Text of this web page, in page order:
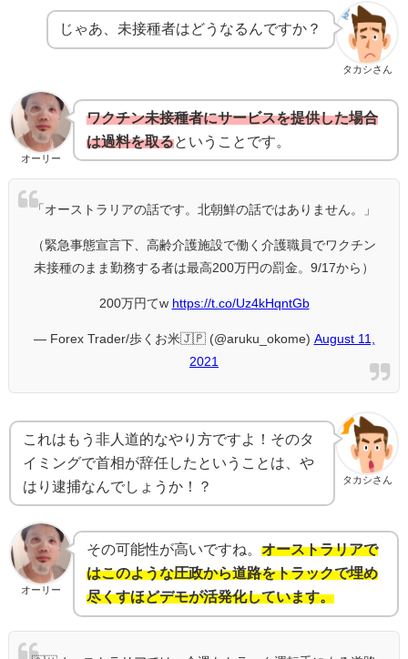
タカシさん
じゃあ、未接種者はどうなるんですか？
オーリー
ワクチン未接種者にサービスを提供した場合
は過料を取るということです。
「オーストラリアの話です。北朝鮮の話ではありません。」
（緊急事態宣言下、高齢介護施設で働く介護職員でワクチン
未接種のまま勤務する者は最高200万円の罰金。9/17から）
200万円てw https://t.co/Uz4kHqntGb
— Forex Trader/歩くお米🇯🇵 (@aruku_okome) August 11,
2021
タカシさん
これはもう非人道的なやり方ですよ！そのタ
イミングで首相が辞任したということは、や
はり逮捕なんでしょうか！？
オーリー
その可能性が高いですね。 オーストラリアで
はこのような圧政から道路をトラックで埋め
尽くすほどデモが活発化しています。